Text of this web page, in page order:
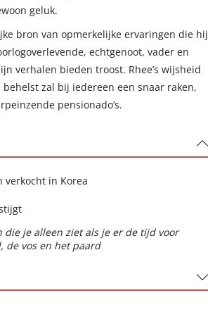
geluk.
bron van opmerkelijke ervaringen die hij
echtgenoot, vader en
verhalen bieden troost. Rhee’s wijsheid
zal bij iedereen een snaar raken,
pensionado’s.
verkocht in Korea
die je alleen ziet als je er de tijd voor
de vos en het paard